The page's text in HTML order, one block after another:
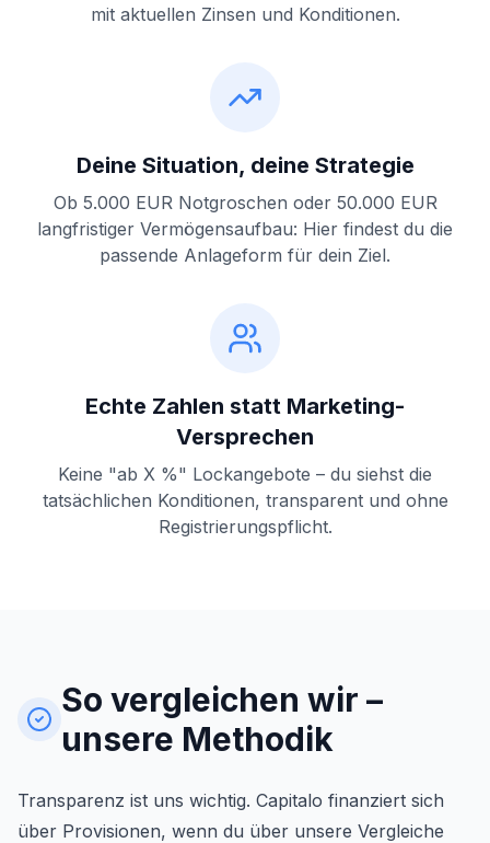
mit aktuellen Zinsen und Konditionen.
Deine Situation, deine Strategie
Ob 5.000 EUR Notgroschen oder 50.000 EUR
langfristiger Vermögensaufbau: Hier findest du die
passende Anlageform für dein Ziel.
Echte Zahlen statt Marketing-
Versprechen
Keine "ab X %" Lockangebote – du siehst die
tatsächlichen Konditionen, transparent und ohne
Registrierungspflicht.
So vergleichen wir –
unsere Methodik
Transparenz ist uns wichtig. Capitalo finanziert sich
über Provisionen, wenn du über unsere Vergleiche